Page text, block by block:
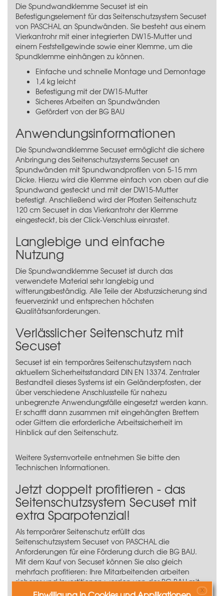
Die Spundwandklemme Secuset ist ein
Befestigungselement für das Seitenschutzsystem Secuset
von PASCHAL an Spundwänden. Sie besteht aus einem
Vierkantrohr mit einer integrierten DW15-Mutter und
einem Feststellgewinde sowie einer Klemme, um die
Spundklemme einhängen zu können.
Einfache und schnelle Montage und Demontage
1,4 kg leicht
Befestigung mit der DW15-Mutter
Sicheres Arbeiten an Spundwänden
Gefördert von der BG BAU
Anwendungsinformationen
Die Spundwandklemme Secuset ermöglicht die sichere
Anbringung des Seitenschutzsystems Secuset an
Spundwänden mit Spundwandprofilen von 5-15 mm
Dicke. Hierzu wird die Klemme einfach von oben auf die
Spundwand gesteckt und mit der DW15-Mutter
befestigt. Anschließend wird der Pfosten Seitenschutz
120 cm Secuset in das Vierkantrohr der Klemme
eingesteckt, bis der Click-Verschluss einrastet.
Langlebige und einfache
Nutzung
Die Spundwandklemme Secuset ist durch das
verwendete Material sehr langlebig und
witterungsbeständig. Alle Teile der Absturzsicherung sind
feuerverzinkt und entsprechen höchsten
Qualitätsanforderungen.
Verlässlicher Seitenschutz mit
Secuset
Secuset ist ein temporäres Seitenschutzsystem nach
aktuellem Sicherheitsstandard DIN EN 13374. Zentraler
Bestandteil dieses Systems ist ein Geländerpfosten, der
über verschiedene Anschlussteile für nahezu
unbegrenzte Anwendungsfälle eingesetzt werden kann.
Er schafft dann zusammen mit eingehängten Brettern
oder Gittern die erforderliche Arbeitssicherheit im
Hinblick auf den Seitenschutz.
Weitere Systemvorteile entnehmen Sie bitte den
Technischen Informationen.
Jetzt doppelt profitieren - das
Seitenschutzsystem Secuset mit
extra Sparpotenzial!
Als temporärer Seitenschutz erfüllt das
Seitenschutzsystem Secuset von PASCHAL die
Anforderungen für eine Förderung durch die BG BAU.
Mit dem Kauf von Secuset können Sie also gleich
mehrfach profitieren: Ihre Mitarbeitenden arbeiten
sicherer und Investitionen werden von der BG BAU mit
barer Münze belohnt.
X